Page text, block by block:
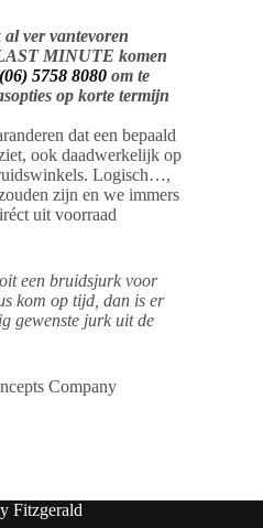
ver vantevoren
MINUTE komen
(06) 5758 8080 om te
op korte termijn
dat een bepaald
ook daadwerkelijk op
Logisch…,
zijn en we immers
uit voorraad
een bruidsjurk voor
kom op tijd, dan is er
gewenste jurk uit de
Company
Fitzgerald